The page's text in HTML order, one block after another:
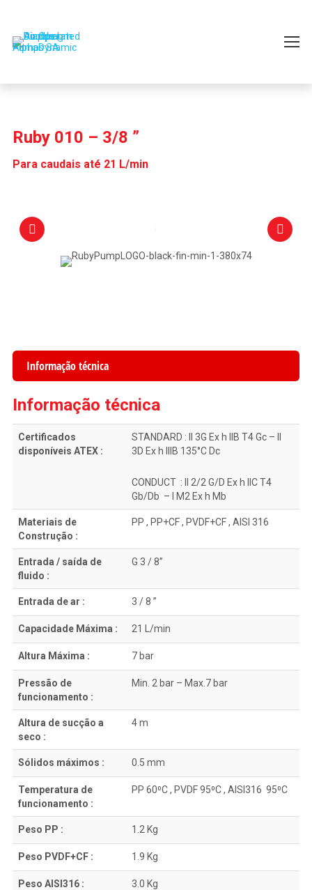
Ruby 010 – 3/8 ”
Para caudais até 21 L/min
Informação técnica
Informação técnica
Certificados
disponíveis ATEX :
STANDARD : II 3G Ex h IIB T4 Gc – II
3D Ex h IIIB 135°C Dc
CONDUCT : II 2/2 G/D Ex h IIC T4
Gb/Db – I M2 Ex h Mb
Materiais de
Construção :
PP , PP+CF , PVDF+CF , AISI 316
Entrada / saída de
fluido :
G 3 / 8”
Entrada de ar : 3 / 8 ”
Capacidade Máxima : 21 L/min
Altura Máxima : 7 bar
Pressão de
funcionamento :
Min. 2 bar – Max.7 bar
Altura de sucção a
seco :
4 m
Sólidos máximos : 0.5 mm
Temperatura de
funcionamento :
PP 60⁰C , PVDF 95⁰C , AISI316 95⁰C
Peso PP : 1.2 Kg
Peso PVDF+CF : 1.9 Kg
Peso AISI316 : 3.0 Kg